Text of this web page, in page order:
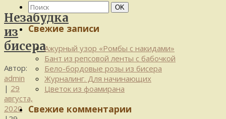
Незабудка
из
бисера
Автор:
admin
| 29
августа,
2020
Найти: Поиск
OK
Свежие записи
Ажурный узор «Ромбы с накидами»
Бант из репсовой ленты с бабочкой
Бело-бордовые розы из бисера
Журналинг. Для начинающих
Цветок из фоамирана
Свежие комментарии